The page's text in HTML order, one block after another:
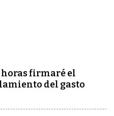
firmaré el
del gasto